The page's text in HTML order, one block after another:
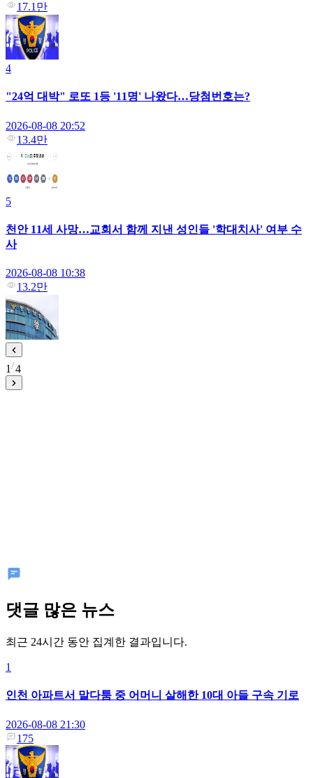
17.1만
4
"24억 대박" 로또 1등 '11명' 나왔다…당첨번호는?
2026-08-08 20:52
13.4만
5
천안 11세 사망…교회서 함께 지낸 성인들 '학대치사' 여부 수
사
2026-08-08 10:38
13.2만
1 4
댓글 많은 뉴스
최근 24시간 동안 집계한 결과입니다.
1
인천 아파트서 말다툼 중 어머니 살해한 10대 아들 구속 기로
2026-08-08 21:30
175